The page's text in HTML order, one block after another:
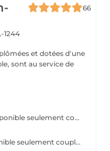
66
1244
et dotées d'une
sont au service de
La prestation épilation sourcils est disponible seulement couplée à une autre prestation. Merci de nous contacter pour ce service.
La prestation épilation lèvre est disponible seulement couplée à une autre prestation. Merci de nous contacter pour ce service.